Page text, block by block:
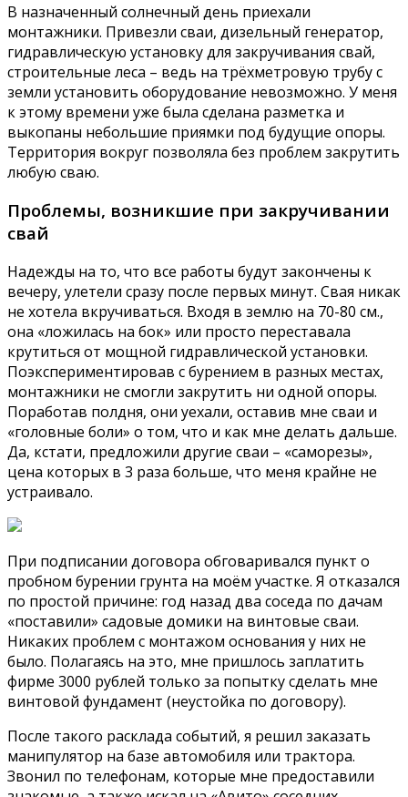
В назначенный солнечный день приехали
монтажники. Привезли сваи, дизельный генератор,
гидравлическую установку для закручивания свай,
строительные леса – ведь на трёхметровую трубу с
земли установить оборудование невозможно. У меня
к этому времени уже была сделана разметка и
выкопаны небольшие приямки под будущие опоры.
Территория вокруг позволяла без проблем закрутить
любую сваю.
Проблемы, возникшие при закручивании
свай
Надежды на то, что все работы будут закончены к
вечеру, улетели сразу после первых минут. Свая никак
не хотела вкручиваться. Входя в землю на 70-80 см.,
она «ложилась на бок» или просто переставала
крутиться от мощной гидравлической установки.
Поэкспериментировав с бурением в разных местах,
монтажники не смогли закрутить ни одной опоры.
Поработав полдня, они уехали, оставив мне сваи и
«головные боли» о том, что и как мне делать дальше.
Да, кстати, предложили другие сваи – «саморезы»,
цена которых в 3 раза больше, что меня крайне не
устраивало.
При подписании договора обговаривался пункт о
пробном бурении грунта на моём участке. Я отказался
по простой причине: год назад два соседа по дачам
«поставили» садовые домики на винтовые сваи.
Никаких проблем с монтажом основания у них не
было. Полагаясь на это, мне пришлось заплатить
фирме 3000 рублей только за попытку сделать мне
винтовой фундамент (неустойка по договору).
После такого расклада событий, я решил заказать
манипулятор на базе автомобиля или трактора.
Звонил по телефонам, которые мне предоставили